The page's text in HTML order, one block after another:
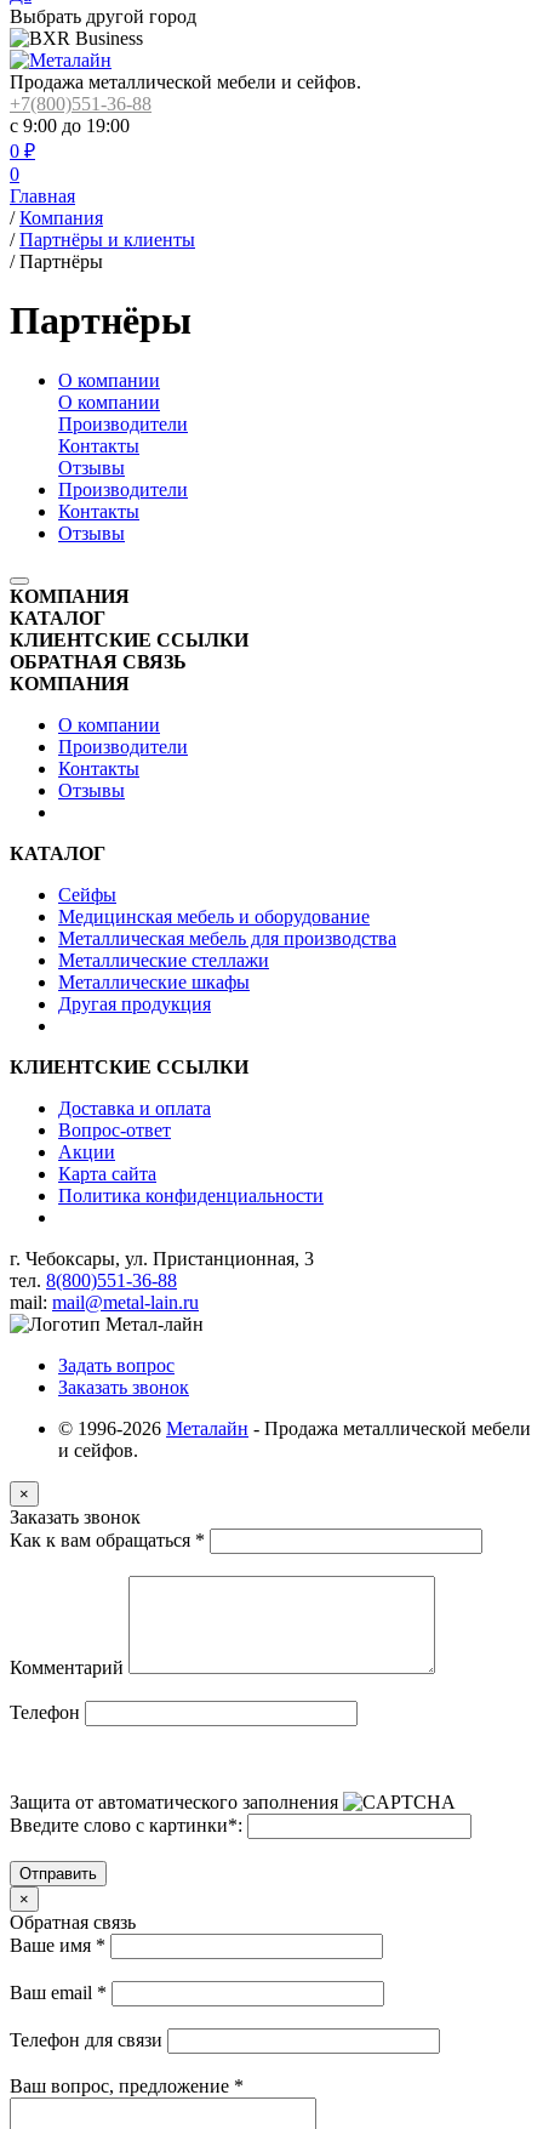
Выбрать другой город
Продажа металлической мебели и сейфов.
+7(800)551-36-88
с 9:00 до 19:00
0 ₽
0
Главная
/ Компания
/ Партнёры и клиенты
/ Партнёры
Партнёры
О компании
О компании
Производители
Контакты
Отзывы
Производители
Контакты
Отзывы
КОМПАНИЯ
КАТАЛОГ
КЛИЕНТСКИЕ ССЫЛКИ
ОБРАТНАЯ СВЯЗЬ
КОМПАНИЯ
О компании
Производители
Контакты
Отзывы
КАТАЛОГ
Сейфы
Медицинская мебель и оборудование
Металлическая мебель для производства
Металлические стеллажи
Металлические шкафы
Другая продукция
КЛИЕНТСКИЕ ССЫЛКИ
Доставка и оплата
Вопрос-ответ
Акции
Карта сайта
Политика конфиденциальности
г. Чебоксары, ул. Пристанционная, 3
тел. 8(800)551-36-88
mail: mail@metal-lain.ru
Задать вопрос
Заказать звонок
© 1996-2026 Металайн - Продажа металлической мебели
и сейфов.
×
Заказать звонок
Как к вам обращаться *
Комментарий
Телефон
Защита от автоматического заполнения
Введите слово с картинки*:
Отправить
×
Обратная связь
Ваше имя *
Ваш email *
Телефон для связи
Ваш вопрос, предложение *